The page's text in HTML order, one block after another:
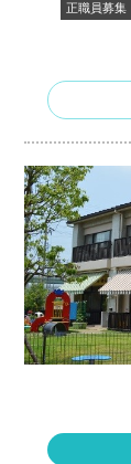
正職員募集